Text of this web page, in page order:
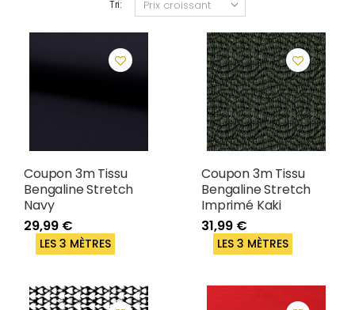
Tri:
Coupon 3m Tissu
Bengaline Stretch
Navy
29,99 €
LES 3 MÈTRES
Coupon 3m Tissu
Bengaline Stretch
Imprimé Kaki
31,99 €
LES 3 MÈTRES